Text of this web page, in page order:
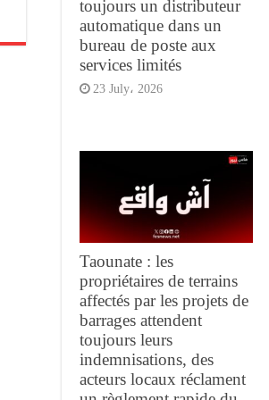
toujours un distributeur
automatique dans un
bureau de poste aux
services limités
23 July، 2026
Taounate : les
propriétaires de terrains
affectés par les projets de
barrages attendent
toujours leurs
indemnisations, des
acteurs locaux réclament